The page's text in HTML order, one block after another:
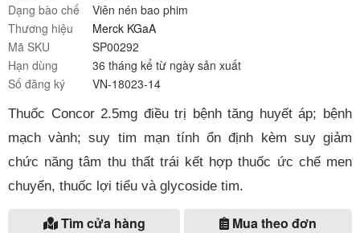
Dạng bào chế
Viên nén bao phim
Thương hiệu
Merck KGaA
Mã SKU
SP00292
Hạn dùng
36 tháng kể từ ngày sản xuất
Số đăng ký
VN-18023-14
Thuốc Concor 2.5mg điều trị bệnh tăng huyết áp; bệnh
mạch vành; suy tim mạn tính ổn định kèm suy giảm
chức năng tâm thu thất trái kết hợp thuốc ức chế men
chuyển, thuốc lợi tiểu và glycoside tim.
Tìm cửa hàng Mua theo đơn